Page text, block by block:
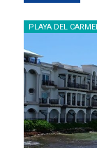
PLAYA DEL